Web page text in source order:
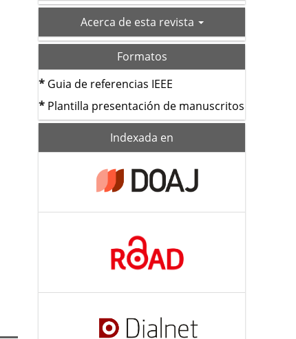
acerca-Acerca de esta revista
Formatos
* Guia de referencias IEEE
* Plantilla presentación de manuscritos
Indexada en